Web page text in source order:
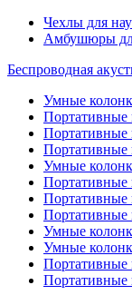
Чехлы для
Амбушюры
Беспроводная
Умные
Портативные
Портативные
Портативные
Умные
Портативные
Портативные
Портативные
Умные
Умные
Портативные
Портативные